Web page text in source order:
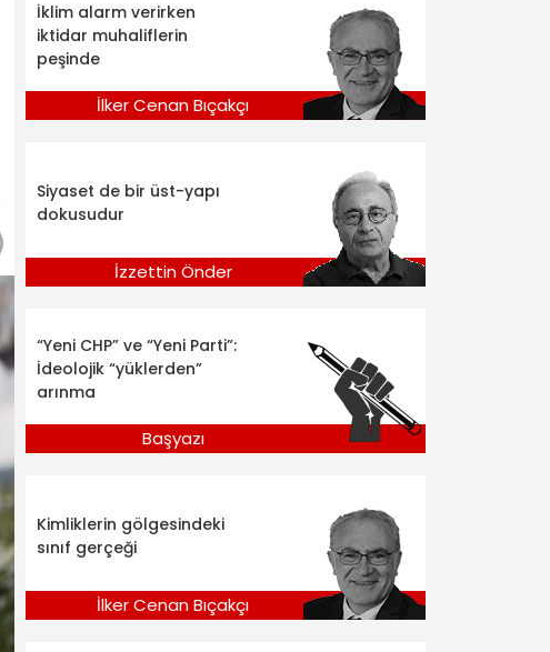
İklim alarm verirken
iktidar muhaliflerin
peşinde
İlker Cenan Bıçakçı
Siyaset de bir üst-yapı
dokusudur
İzzettin Önder
“Yeni CHP” ve “Yeni Parti”:
İdeolojik “yüklerden”
arınma
Başyazı
Kimliklerin gölgesindeki
sınıf gerçeği
İlker Cenan Bıçakçı